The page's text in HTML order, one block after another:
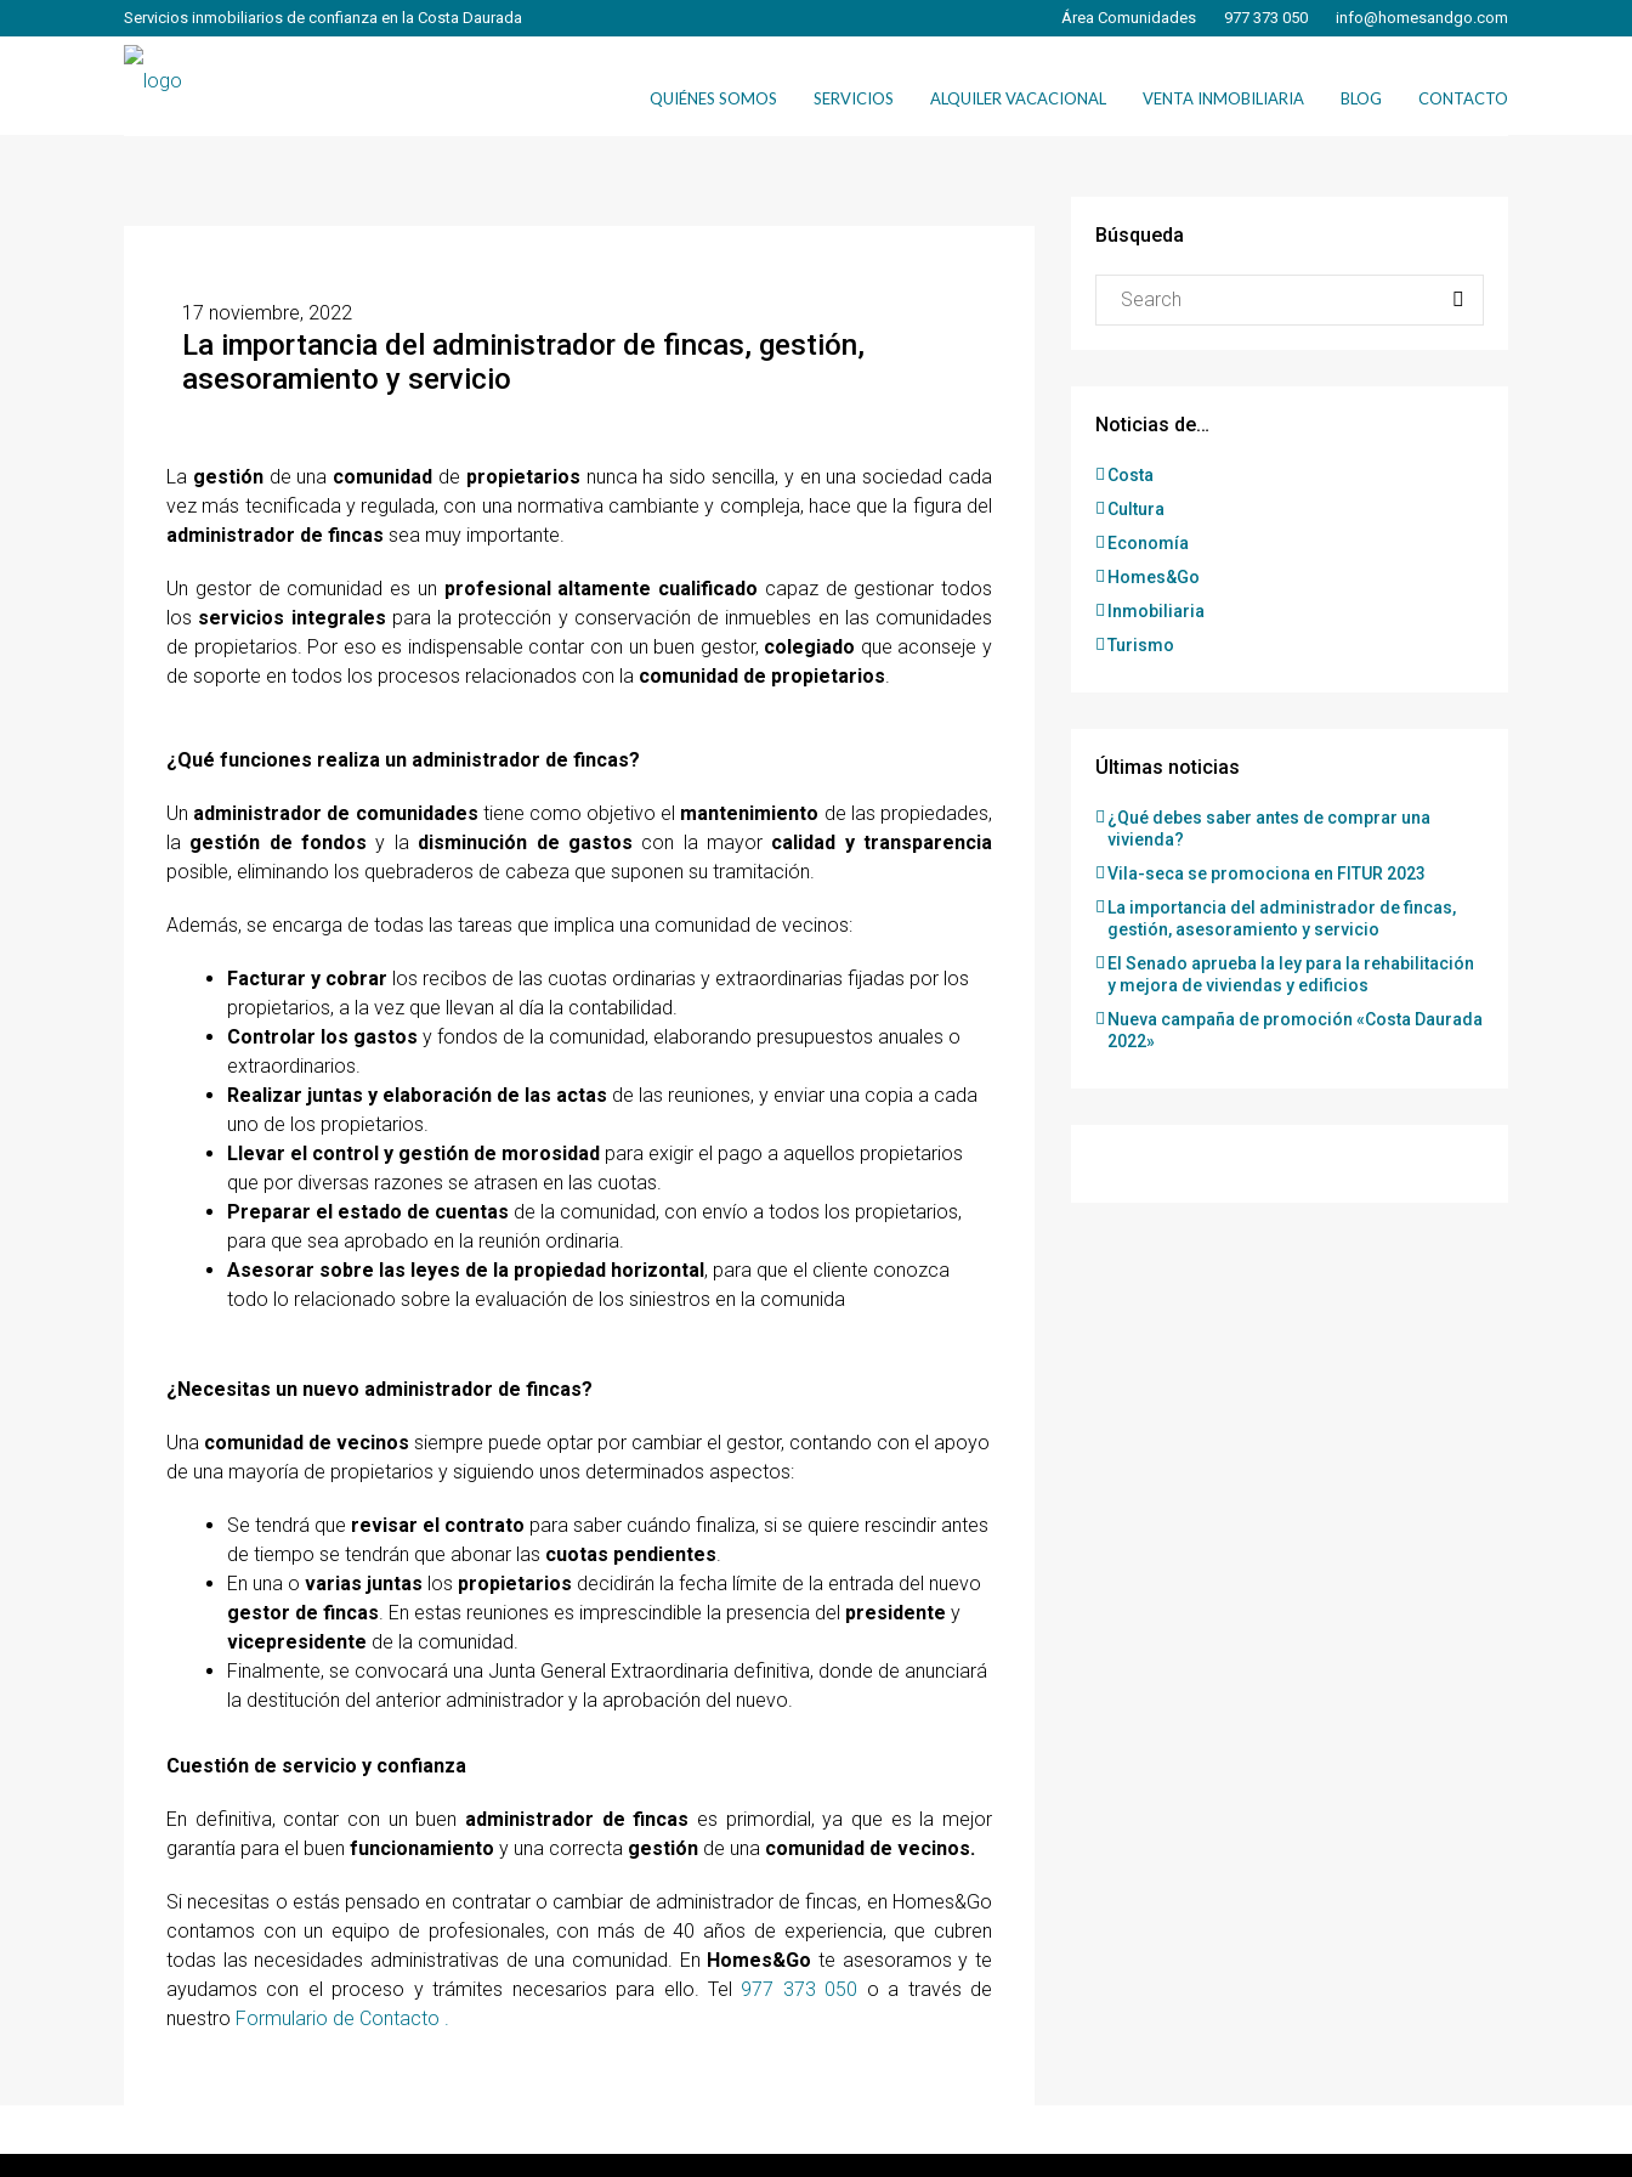
Servicios inmobiliarios de confianza en la Costa Daurada Área Comunidades 977 373 050 info@homesandgo.com
QUIÉNES SOMOS SERVICIOS ALQUILER VACACIONAL VENTA INMOBILIARIA BLOG CONTACTO
17 noviembre, 2022
La importancia del administrador de fincas, gestión,
asesoramiento y servicio
La gestiónde una comunidad de propietarios nunca ha sido sencilla, y en una sociedad cada
vez más tecnificada y regulada, con una normativa cambiante y compleja, hace que la figura del
administrador de fincas sea muy importante.
Un gestor de comunidad es un profesional altamente cualificado capaz de gestionar todos
los servicios integrales para la protección y conservación de inmuebles en las comunidades
de propietarios. Por eso es indispensable contar con un buen gestor, colegiado que aconseje y
de soporte en todos los procesos relacionados con la comunidad de propietarios
¿Qué funciones realiza un administrador de fincas?
Un administrador de comunidades tiene como objetivo el mantenimiento de las propiedades,
la gestión de fondos y la disminución de gastos con la mayor calidad y transparencia
posible, eliminando los quebraderos de cabeza que suponen su tramitación.
Además, se encarga de todas las tareas que implica una comunidad de vecinos:
Facturar y cobrar los recibos de las cuotas ordinarias y extraordinarias fijadas por los
propietarios, a la vez que llevan al día la contabilidad.
Controlar los gastos y fondos de la comunidad, elaborando presupuestos anuales o
extraordinarios.
Realizar juntas y elaboración de las actas de las reuniones, y enviar una copia a cada
uno de los propietarios.
Llevar el control y gestión de morosidad para exigir el pago a aquellos propietarios
que por diversas razones se atrasen en las cuotas.
Preparar el estado de cuentas de la comunidad, con envío a todos los propietarios,
para que sea aprobado en la reunión ordinaria.
Asesorar sobre las leyes de la propiedad horizontal, para que el cliente conozca
todo lo relacionado sobre la evaluación de los siniestros en la comunida
¿Necesitas un nuevo administrador de fincas?
Una comunidad de vecinos siempre puede optar por cambiar el gestor, contando con el apoyo
de una mayoría de propietarios y siguiendo unos determinados aspectos:
Se tendrá que revisar el contrato para saber cuándo finaliza, si se quiere rescindir antes
de tiempo se tendrán que abonar las cuotas pendientes
En una o varias juntas los propietarios decidirán la fecha límite de la entrada del nuevo
gestor de fincas . En estas reuniones es imprescindible la presencia del presidente y
vicepresidente de la comunidad.
Finalmente, se convocará una Junta General Extraordinaria definitiva, donde de anunciará
la destitución del anterior administrador y la aprobación del nuevo.
Cuestión de servicio y confianza
En definitiva, contar con un buen administrador de fincas es primordial, ya que es la mejor
garantía para el buen funcionamiento y una correcta gestión de una comunidad de vecinos.
Si necesitas o estás pensado en contratar o cambiar de administrador de fincas, en Homes&Go
contamos con un equipo de profesionales, con más de 40 años de experiencia, que cubren
todas las necesidades administrativas de una comunidad. En Homes&Gote asesoramos y te
ayudamos con el proceso y trámites necesarios para ello. Tel 977 373 050 o a través de
nuestro Formulario de Contacto .
Búsqueda
Noticias de…
Costa
Cultura
Economía
Homes&Go
Inmobiliaria
Turismo
Últimas noticias
¿Qué debes saber antes de comprar una
vivienda?
Vila-seca se promociona en FITUR 2023
La importancia del administrador de fincas,
gestión, asesoramiento y servicio
El Senado aprueba la ley para la rehabilitación
y mejora de viviendas y edificios
Nueva campaña de promoción «Costa Daurada
2022»